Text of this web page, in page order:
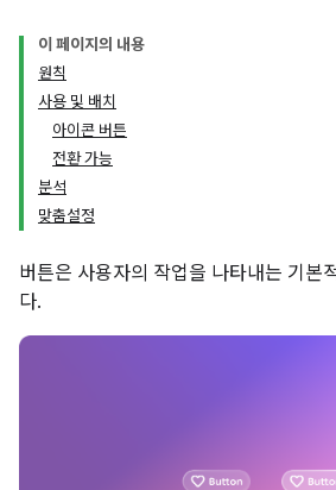
이 페이지의 내용
원칙
사용 및 배치
아이콘 버튼
전환 가능
분석
맞춤설정
버튼은 사용자의 작업을 나타내는 기본
다.